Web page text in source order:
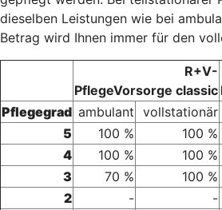
dieselben Leistungen wie bei
Betrag wird Ihnen immer für den
R+V-
PflegeVorsorge classic
Pflegegrad ambulant vollstationär
5
100 % 100 %
4
100 % 100 %
3
70 % 100 %
2
- -